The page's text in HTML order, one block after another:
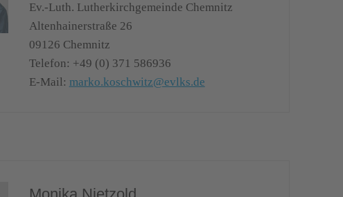
Ev.-Luth. Lutherkirchgemeinde Chemnitz
Altenhainerstraße 26
09126 Chemnitz
Telefon: +49 (0) 371 586936
E-Mail: marko.koschwitz@evlks.de